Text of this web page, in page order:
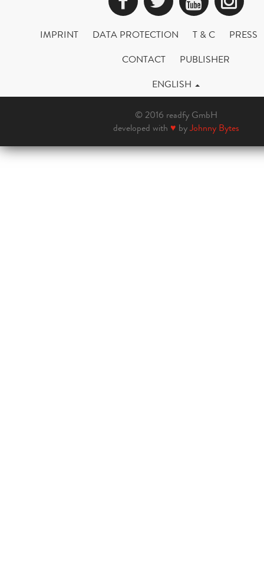
IMPRINT DATA PROTECTION T & C
PRESS
CONTACT
PUBLISHER
ENGLISH
© 2016 readfy GmbH
developed with ♥ byJohnny Bytes